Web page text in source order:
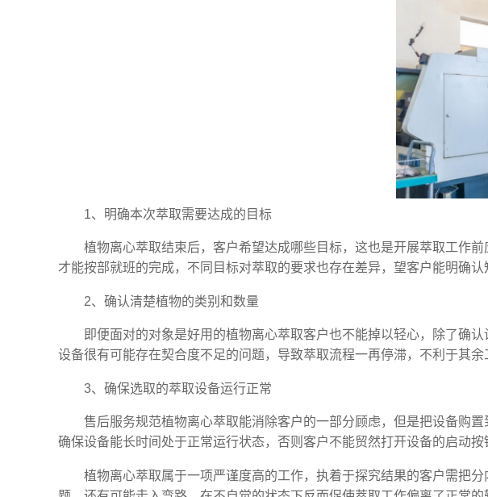
1、明确本次萃取需要达成的目标
植物离心萃取结束后，客户希望达成哪些目标，这也是开展萃取工作
才能按部就班的完成，不同目标对萃取的要求也存在差异，望客户能明确认
2、确认清楚植物的类别和数量
即便面对的对象是好用的植物离心萃取客户也不能掉以轻心，除了确
设备很有可能存在契合度不足的问题，导致萃取流程一再停滞，不利于其余
3、确保选取的萃取设备运行正常
售后服务规范植物离心萃取能消除客户的一部分顾虑，但是把设备购
确保设备能长时间处于正常运行状态，否则客户不能贸然打开设备的启动按
植物离心萃取属于一项严谨度高的工作，执着于探究结果的客户需把